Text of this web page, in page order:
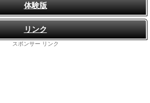
体験版
リンク
スポンサー リンク